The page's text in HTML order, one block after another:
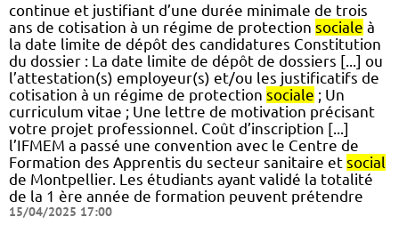
continue et justifiant d’une durée minimale de trois
ans de cotisation à un régime de protection sociale à
la date limite de dépôt des candidatures Constitution
du dossier : La date limite de dépôt de dossiers [...] ou
l’attestation(s) employeur(s) et/ou les justificatifs de
cotisation à un régime de protection sociale ; Un
curriculum vitae ; Une lettre de motivation précisant
votre projet professionnel. Coût d’inscription [...]
l’IFMEM a passé une convention avec le Centre de
Formation des Apprentis du secteur sanitaire et social
de Montpellier. Les étudiants ayant validé la totalité
de la 1 ère année de formation peuvent prétendre
15/04/2025 17:00